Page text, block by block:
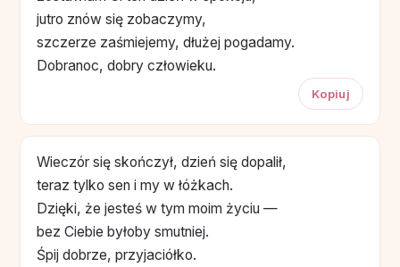
jutro znów się zobaczymy,
szczerze zaśmiejemy, dłużej pogadamy.
Dobranoc, dobry człowieku.
Kopiuj
Wieczór się skończył, dzień się dopalił,
teraz tylko sen i my w łóżkach.
Dzięki, że jesteś w tym moim życiu —
bez Ciebie byłoby smutniej.
Śpij dobrze, przyjaciółko.